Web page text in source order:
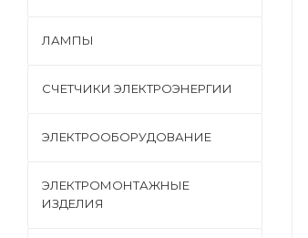
ЛАМПЫ
СЧЕТЧИКИ ЭЛЕКТРОЭНЕРГИИ
ЭЛЕКТРООБОРУДОВАНИЕ
ЭЛЕКТРОМОНТАЖНЫЕ
ИЗДЕЛИЯ